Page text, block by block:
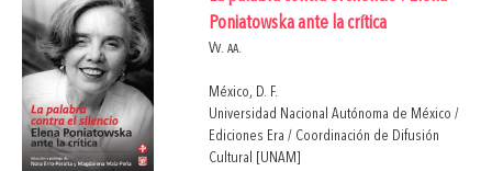
Poniatowska ante la crítica
Vv. aa.
México, D. F.
Universidad Nacional Autónoma de México /
Ediciones Era / Coordinación de Difusión
Cultural [UNAM]